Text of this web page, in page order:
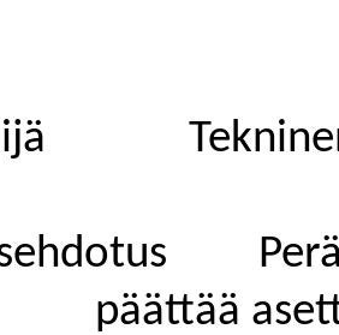
päättää